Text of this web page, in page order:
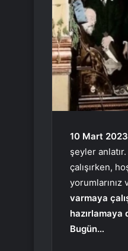
10 Mart
şeyler
çalışırken,
yorumlarınız
varmaya
hazırlamaya
Bugün…